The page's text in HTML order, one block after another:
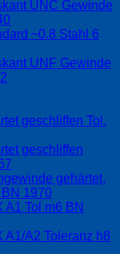
UNC Gewinde
~0.8 Stahl 6
UNF Gewinde
geschliffen Tol.
geschliffen
gehärtet,
1970
A1 Tol m6 BN
A1/A2 Toleranz h8